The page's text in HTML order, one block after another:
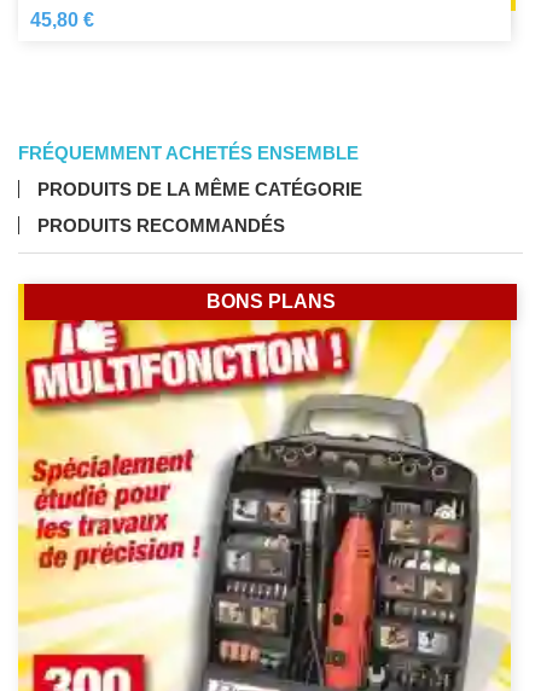
45,80 €
FRÉQUEMMENT ACHETÉS ENSEMBLE
PRODUITS DE LA MÊME CATÉGORIE
PRODUITS RECOMMANDÉS
BONS PLANS